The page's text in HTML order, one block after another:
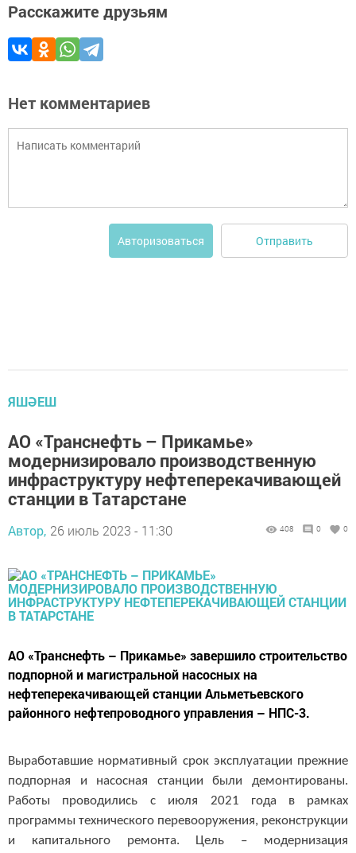
Расскажите друзьям
Нет комментариев
Авторизоваться Отправить
ЯШӘЕШ
АО «Транснефть – Прикамье»
модернизировало производственную
инфраструктуру нефтеперекачивающей
станции в Татарстане
Автор, 26 июль 2023 - 11:30 408 0 0
АО «Транснефть – Прикамье» завершило строительство
подпорной и магистральной насосных на
нефтеперекачивающей станции Альметьевского
районного нефтепроводного управления – НПС-3.
Выработавшие нормативный срок эксплуатации прежние
подпорная и насосная станции были демонтированы.
Работы проводились с июля 2021 года
в рамках
программы технического перевооружения, реконструкции
и капитального ремонта. Цель – модернизация